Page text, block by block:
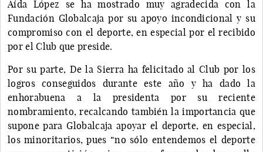
Aída López se ha mostrado muy agradecida con la
Fundación Globalcaja por su apoyo incondicional y su
compromiso con el deporte, en especial por el recibido
por el Club que preside.
Por su parte, De la Sierra ha felicitado al Club por los
logros conseguidos durante este año y ha dado la
enhorabuena a la presidenta por su reciente
nombramiento, recalcando también la importancia que
supone para Globalcaja apoyar el deporte, en especial,
los minoritarios, pues “no sólo entendemos el deporte